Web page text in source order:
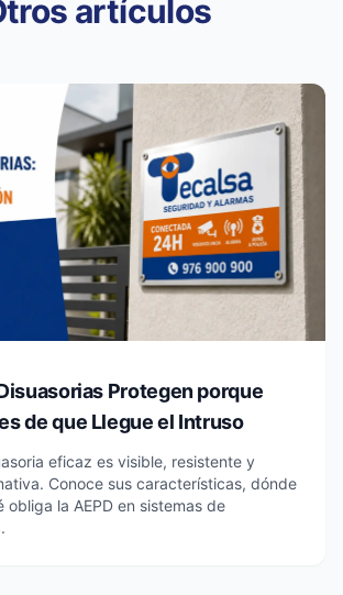
artículos
Protegen porque
de que Llegue el Intruso
eficaz es visible, resistente y
Conoce sus características, dónde
obliga la AEPD en sistemas de